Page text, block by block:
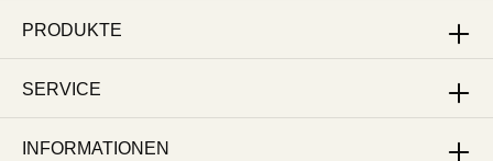
PRODUKTE
SERVICE
INFORMATIONEN